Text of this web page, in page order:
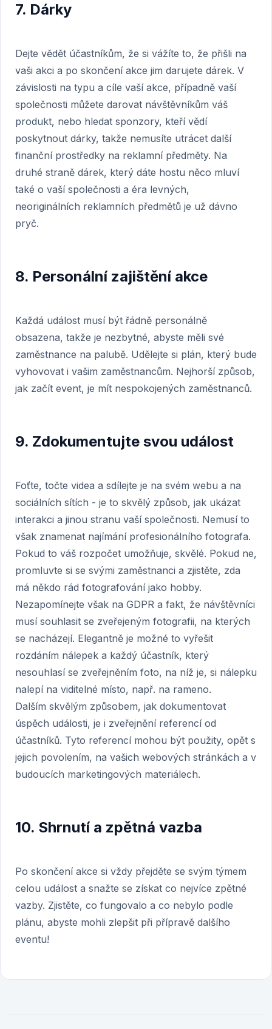
7. Dárky
Dejte vědět účastníkům, že si vážíte to, že přišli na
vaši akci a po skončení akce jim darujete dárek. V
závislosti na typu a cíle vaší akce, případně vaší
společnosti můžete darovat návštěvníkům váš
produkt, nebo hledat sponzory, kteří vědí
poskytnout dárky, takže nemusíte utrácet další
finanční prostředky na reklamní předměty. Na
druhé straně dárek, který dáte hostu něco mluví
také o vaší společnosti a éra levných,
neoriginálních reklamních předmětů je už dávno
pryč.
8. Personální zajištění akce
Každá událost musí být řádně personálně
obsazena, takže je nezbytné, abyste měli své
zaměstnance na palubě. Udělejte si plán, který bude
vyhovovat i vašim zaměstnancům. Nejhorší způsob,
jak začít event, je mít nespokojených zaměstnanců.
9. Zdokumentujte svou událost
Foťte, točte videa a sdílejte je na svém webu a na
sociálních sítích - je to skvělý způsob, jak ukázat
interakci a jinou stranu vaší společnosti. Nemusí to
však znamenat najímání profesionálního fotografa.
Pokud to váš rozpočet umožňuje, skvělé. Pokud ne,
promluvte si se svými zaměstnanci a zjistěte, zda
má někdo rád fotografování jako hobby.
Nezapomínejte však na GDPR a fakt, že návštěvníci
musí souhlasit se zveřejeným fotografii, na kterých
se nacházejí. Elegantně je možné to vyřešit
rozdáním nálepek a každý účastník, který
nesouhlasí se zveřejněním foto, na níž je, si nálepku
nalepí na viditelné místo, např. na rameno.
Dalším skvělým způsobem, jak dokumentovat
úspěch události, je i zveřejnění referencí od
účastníků. Tyto referencí mohou být použity, opět s
jejich povolením, na vašich webových stránkách a v
budoucích marketingových materiálech.
10. Shrnutí a zpětná vazba
Po skončení akce si vždy přejděte se svým týmem
celou událost a snažte se získat co nejvíce zpětné
vazby. Zjistěte, co fungovalo a co nebylo podle
plánu, abyste mohli zlepšit při přípravě dalšího
eventu!